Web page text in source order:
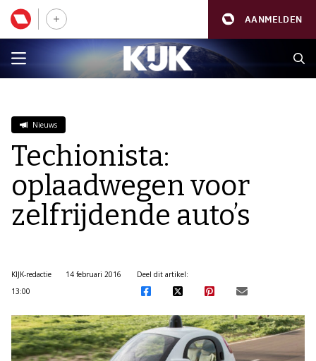
AANMELDEN
Nieuws
Techionista:
oplaadwegen voor
zelfrijdende auto’s
KIJK-redactie
14 februari 2016
13:00
Deel dit artikel: